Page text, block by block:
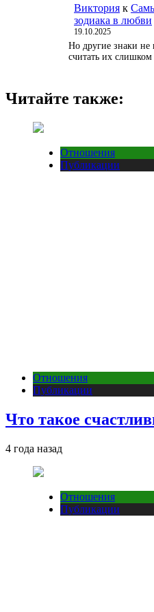
Виктория к
зодиака в любви
19.10.2025
Но другие знаки не
считать их
Читайте также:
Отношения
Публикации
Отношения
Публикации
Что такое
4 года назад
Отношения
Публикации